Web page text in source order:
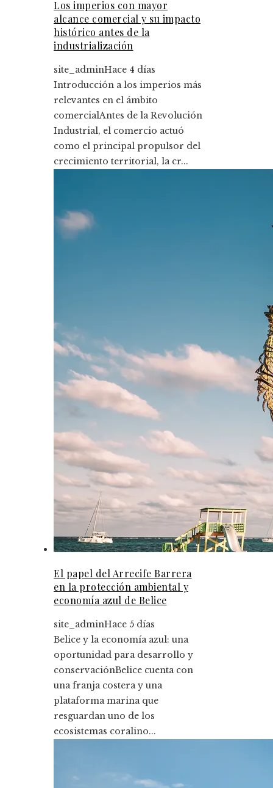
Los imperios con mayor
alcance comercial y su impacto
histórico antes de la
industrialización
site_adminHace 4 días
Introducción a los imperios más
relevantes en el ámbito
comercialAntes de la Revolución
Industrial, el comercio actuó
como el principal propulsor del
crecimiento territorial, la cr...
El papel del Arrecife Barrera
en la protección ambiental y
economía azul de Belice
site_adminHace 5 días
Belice y la economía azul: una
oportunidad para desarrollo y
conservaciónBelice cuenta con
una franja costera y una
plataforma marina que
resguardan uno de los
ecosistemas coralino...